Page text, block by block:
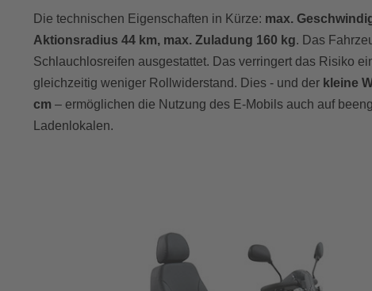
Die technischen Eigenschaften in Kürze: max.
Aktionsradius 44 km, max. Zuladung 160 kg. Das
Schlauchlosreifen ausgestattet. Das verringert das Risiko
gleichzeitig weniger Rollwiderstand. Dies - und der kleine
cm – ermöglichen die Nutzung des E-Mobils auch auf
Ladenlokalen.